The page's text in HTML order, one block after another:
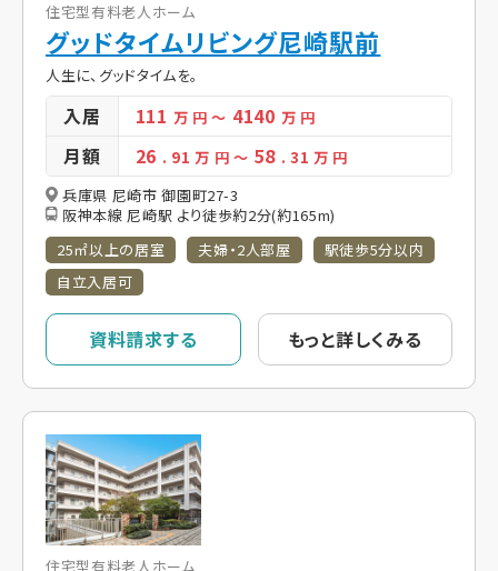
住宅型有料老人ホーム
グッドタイムリビング尼崎駅前
人生に、グッドタイムを。
入居 111 万 円～ 4140 万 円
月額 26 . 91万 円 ～ 58 . 31 万 円
兵庫県 尼崎市 御園町27-3
阪神本線 尼崎駅 より徒歩約2分(約165m)
25㎡以上の居室
夫婦・2人部屋
駅徒歩5分以内
自立入居可
資料請求する もっと詳しくみる
住宅型有料老人ホーム